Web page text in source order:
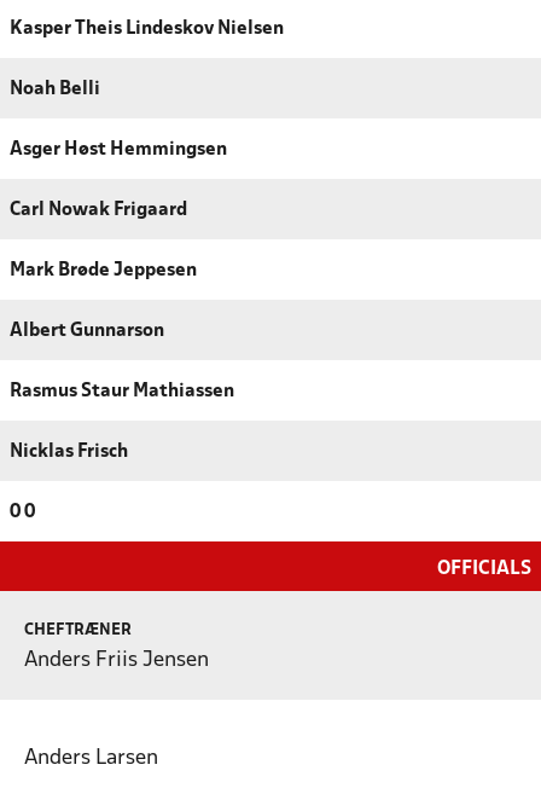
Kasper Theis Lindeskov Nielsen
Noah Belli
Asger Høst Hemmingsen
Carl Nowak Frigaard
Mark Brøde Jeppesen
Albert Gunnarson
Rasmus Staur Mathiassen
Nicklas Frisch
0 0
OFFICIALS
CHEFTRÆNER
Anders Friis Jensen
Anders Larsen